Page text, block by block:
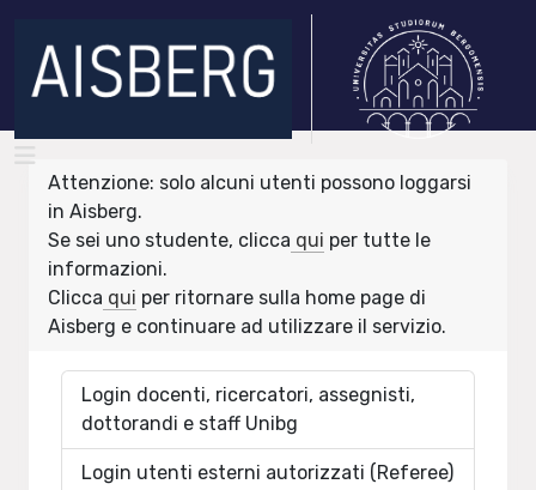
Attenzione: solo alcuni utenti possono loggarsi
in Aisberg.
Se sei uno studente, clicca qui per tutte le
informazioni.
Clicca qui per ritornare sulla home page di
Aisberg e continuare ad utilizzare il servizio.
Login docenti, ricercatori, assegnisti,
dottorandi e staff Unibg
Login utenti esterni autorizzati (Referee)